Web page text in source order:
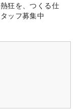
狂を、つくる仕
ッフ募集中